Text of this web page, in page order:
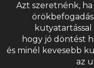
Azt szeretnénk,
hogy jó döntést
és minél kevesebb
az